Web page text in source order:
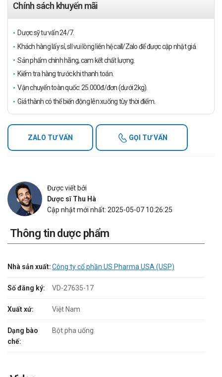
Chính sách khuyến mãi
Dược sỹ tư vấn 24/7.
Khách hàng lấy sỉ, sll vui lòng liên hệ call/Zalo để được cập nhật giá
Sản phẩm chính hãng, cam kết chất lượng.
Kiểm tra hàng trước khi thanh toán.
Vận chuyển toàn quốc: 25.000đ/đơn (dưới 2kg).
Giá thành có thể biến động lên xuống tùy thời điểm.
ZALO TƯ VẤN GỌI TƯ VẤN
Được viết bởi
Dược sĩ Thu Hà
Cập nhật mới nhất: 2025-05-07 10:26:25
Thông tin dược phẩm
Nhà sản xuất:Công ty cổ phần US Pharma USA (USP)
Số đăng ký: VD-27635-17
Xuất xứ: Việt Nam
Dạng bào
chế:
Bột pha uống